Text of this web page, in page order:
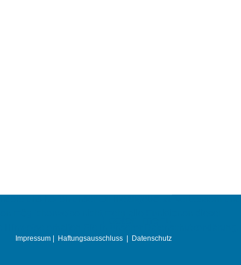
Impressum Haftungsausschluss Datenschutz